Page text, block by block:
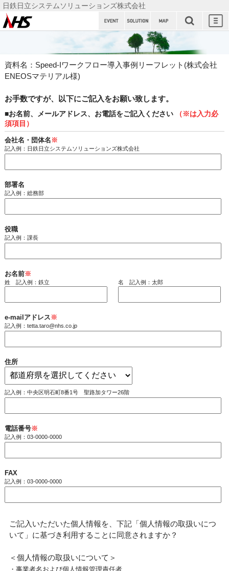
日鉄日立システムソリューションズ株式会社
ションズ
株式会社
資料名：Speed-Iワークフロー導入事例リーフレット(株式会社
ENEOSマテリアル様)
お手数ですが、以下にご記入をお願い致します。
■お名前、メールアドレス、お電話をご記入ください（※は入力必
須項目）
会社名・団体名 ※
記入例：日鉄日立システムソリューションズ株式会社
部署名
記入例：総務部
役職
記入例：課長
お名前※
姓 記入例：鉄立 名 記入例：太郎
e-mailアドレス ※
記入例：tetta.taro@nhs.co.jp
住所
記入例：中央区明石町8番1号 聖路加タワー26階
電話番号※
記入例：03-0000-0000
FAX
記入例：03-0000-0000
ご記入いただいた個人情報を、下記「個人情報の取扱いにつ
いて」に基づき利用することに同意されますか？
＜個人情報の取扱いについて＞
・事業者名および個人情報管理責任者